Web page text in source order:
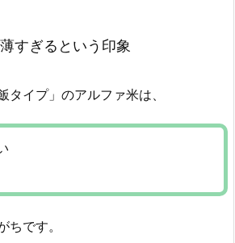
すぎるという印象
タイプ」のアルファ米は、
ちです。